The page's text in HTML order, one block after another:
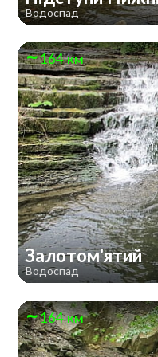
Водоспад
164 км
Залотом'ятий
Водоспад
164 км